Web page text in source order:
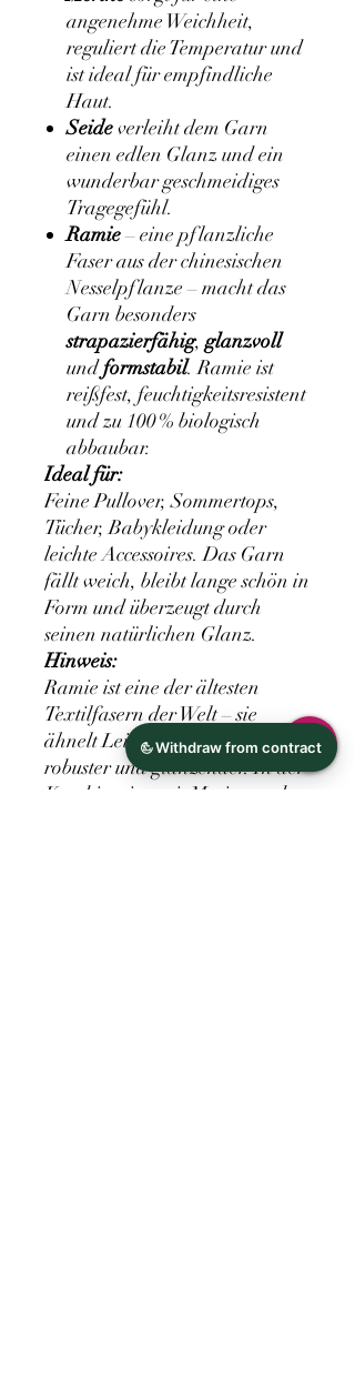
angenehme Weichheit,
reguliert die Temperatur und
ist ideal für empfindliche
Haut.
Seideverleiht dem Garn
einen edlen Glanz und ein
wunderbar geschmeidiges
Tragegefühl.
Ramie– eine pflanzliche
Faser aus der chinesischen
Nesselpflanze – macht das
Garn besonders
strapazierfähig,glanzvoll
undformstabil. Ramie ist
reißfest, feuchtigkeitsresistent
und zu 100 % biologisch
abbaubar.
Ideal für:
Feine Pullover, Sommertops,
Tücher, Babykleidung oder
leichte Accessoires. Das Garn
fällt weich, bleibt lange schön in
Form und überzeugt durch
seinen natürlichen Glanz.
Hinweis:
Ramie ist eine der ältesten
Textilfasern der Welt – sie
ähnelt Leinen, ist aber noch
robuster und glänzender. In der
Kombination mit Merino und